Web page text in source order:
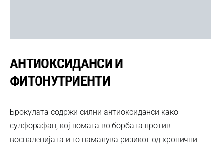
АНТИОКСИДАНСИ И
ФИТОНУТРИЕНТИ
Брокулата содржи силни антиоксиданси како
сулфорафан, кој помага во борбата против
воспаленијата и го намалува ризикот од хронични